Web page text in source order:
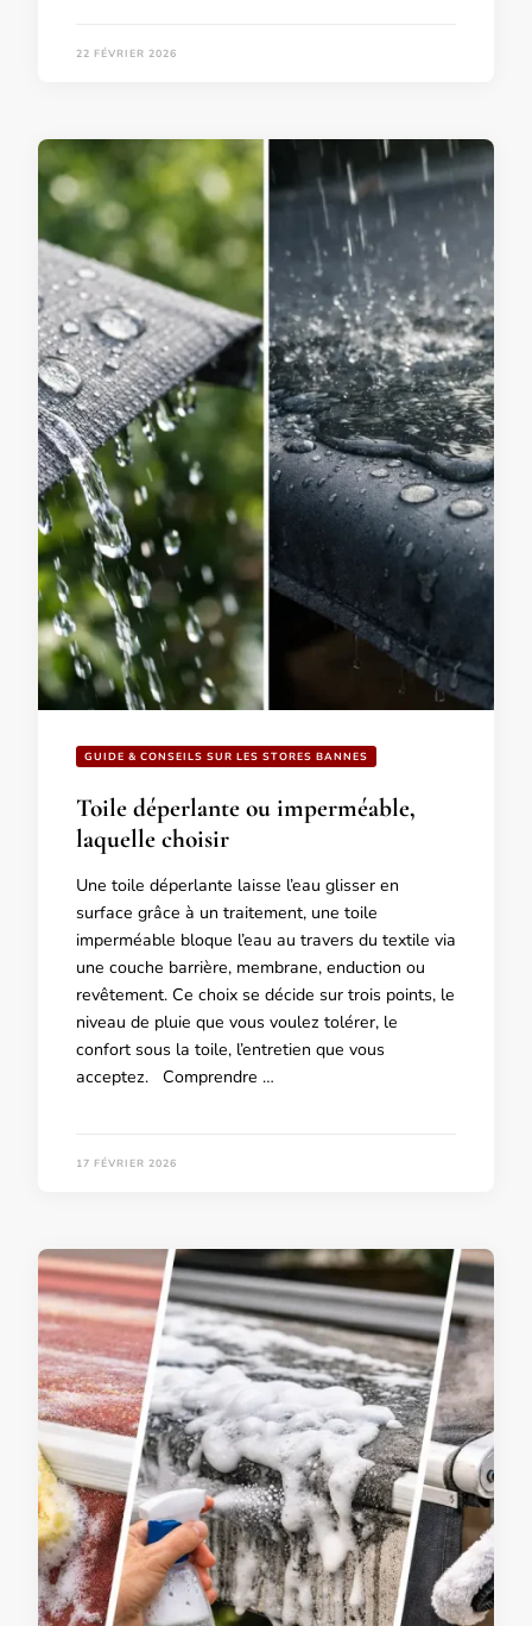
22 FÉVRIER 2026
GUIDE & CONSEILS SUR LES STORES BANNES
Toile déperlante ou imperméable,
laquelle choisir
Une toile déperlante laisse l’eau glisser en
surface grâce à un traitement, une toile
imperméable bloque l’eau au travers du textile via
une couche barrière, membrane, enduction ou
revêtement. Ce choix se décide sur trois points, le
niveau de pluie que vous voulez tolérer, le
confort sous la toile, l’entretien que vous
acceptez. Comprendre …
17 FÉVRIER 2026